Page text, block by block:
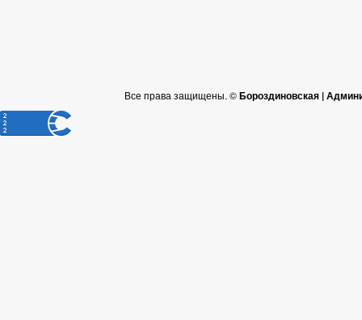
Все права защищены. ©Бороздиновская |